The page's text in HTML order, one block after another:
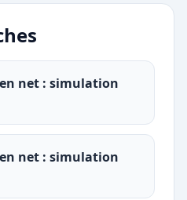
net : simulation
net : simulation